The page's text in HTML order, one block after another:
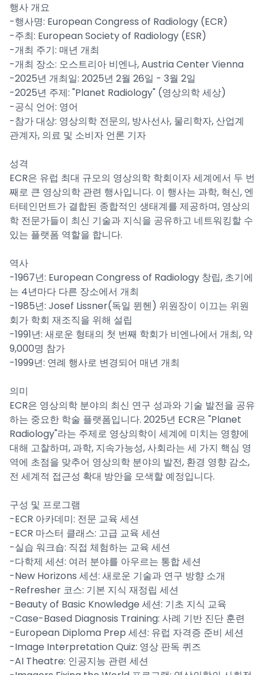
행사 개요
-행사명: European Congress of Radiology (ECR)
-주최: European Society of Radiology (ESR)
-개최 주기: 매년 개최
-개최 장소: 오스트리아 비엔나, Austria Center Vienna
-2025년 개최일: 2025년 2월 26일 - 3월 2일
-2025년 주제: "Planet Radiology" (영상의학 세상)
-공식 언어: 영어
-참가 대상: 영상의학 전문의, 방사선사, 물리학자, 산업계
관계자, 의료 및 소비자 언론 기자
성격
ECR은 유럽 최대 규모의 영상의학 학회이자 세계에서 두 번
째로 큰 영상의학 관련 행사입니다. 이 행사는 과학, 혁신, 엔
터테인먼트가 결합된 종합적인 생태계를 제공하며, 영상의
학 전문가들이 최신 기술과 지식을 공유하고 네트워킹할 수
있는 플랫폼 역할을 합니다.
역사
-1967년: European Congress of Radiology 창립, 초기에
는 4년마다 다른 장소에서 개최
-1985년: Josef Lissner(독일 뮌헨) 위원장이 이끄는 위원
회가 학회 재조직을 위해 설립
-1991년: 새로운 형태의 첫 번째 학회가 비엔나에서 개최, 약
9,000명 참가
-1999년: 연례 행사로 변경되어 매년 개최
의미
ECR은 영상의학 분야의 최신 연구 성과와 기술 발전을 공유
하는 중요한 학술 플랫폼입니다. 2025년 ECR은 "Planet
Radiology"라는 주제로 영상의학이 세계에 미치는 영향에
대해 고찰하며, 과학, 지속가능성, 사회라는 세 가지 핵심 영
역에 초점을 맞추어 영상의학 분야의 발전, 환경 영향 감소,
전 세계적 접근성 확대 방안을 모색할 예정입니다.
구성 및 프로그램
-ECR 아카데미: 전문 교육 세션
-ECR 마스터 클래스: 고급 교육 세션
-실습 워크숍: 직접 체험하는 교육 세션
-다학제 세션: 여러 분야를 아우르는 통합 세션
-New Horizons 세션: 새로운 기술과 연구 방향 소개
-Refresher 코스: 기본 지식 재정립 세션
-Beauty of Basic Knowledge 세션: 기초 지식 교육
-Case-Based Diagnosis Training: 사례 기반 진단 훈련
-European Diploma Prep 세션: 유럽 자격증 준비 세션
-Image Interpretation Quiz: 영상 판독 퀴즈
-AI Theatre: 인공지능 관련 세션